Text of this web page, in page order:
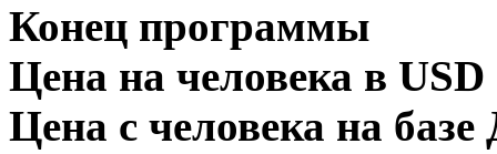
Конец программы
Цена на человека в USD
Цена с человека на